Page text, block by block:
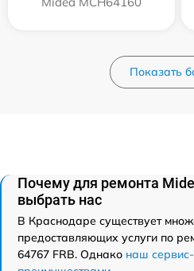
Показать
Почему для ремонта
выбрать нас
В Краснодаре существует
предоставляющих услуги по
64767 FRB. Однако наш